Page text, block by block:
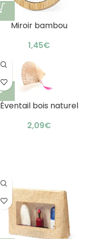
Miroir bambou
promotionnel : cadeau
€
Éventail bois naturel
bambou ajouré
€